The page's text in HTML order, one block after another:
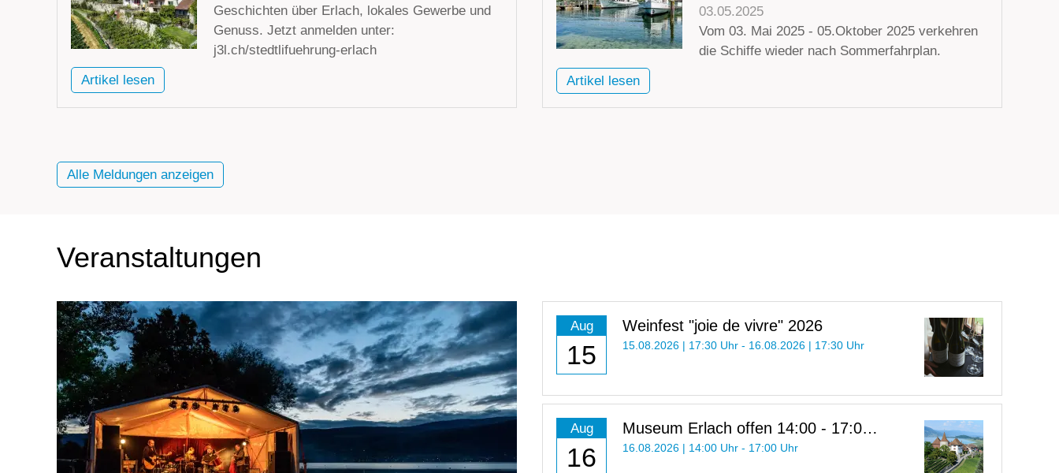
Geschichten über Erlach, lokales Gewerbe und
Genuss. Jetzt anmelden unter:
j3l.ch/stedtlifuehrung-erlach
Artikel lesen
03.05.2025
Vom 03. Mai 2025 - 05.Oktober 2025 verkehren
die Schiffe wieder nach Sommerfahrplan.
Artikel lesen
Alle Meldungen anzeigen
Veranstaltungen
Aug
15
Weinfest "joie de vivre" 2026
15.08.2026 | 17:30 Uhr - 16.08.2026 | 17:30 Uhr
Aug
16
Museum Erlach offen 14:00 - 17:00
Uhr
16.08.2026 | 14:00 Uhr - 17:00 Uhr